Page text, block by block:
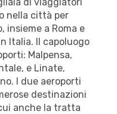
nella città per
insieme a Roma e
Italia. Il capoluogo
Malpensa,
e Linate,
I due aeroporti
destinazioni
anche la tratta